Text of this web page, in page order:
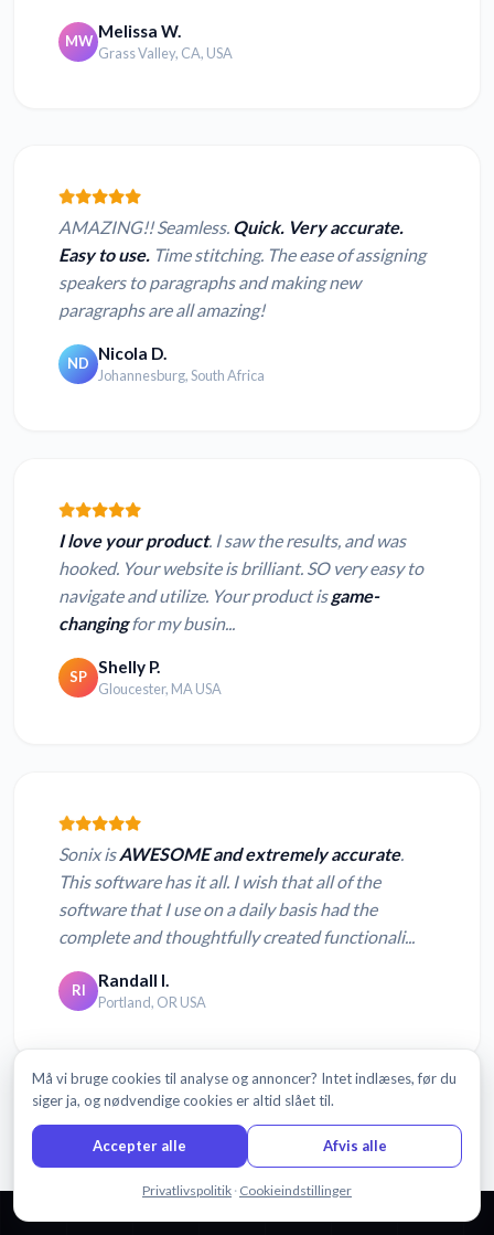
MW Melissa W.
Grass Valley, CA, USA
AMAZING!! Seamless. Quick. Very accurate.
Easy to use. Time stitching. The ease of assigning
speakers to paragraphs and making new
paragraphs are all amazing!
ND Nicola D.
Johannesburg, South Africa
I love your product. I saw the results, and was
hooked. Your website is brilliant. SO very easy to
navigate and utilize. Your product isgame-
changingfor my busin...
SP Shelly P.
Gloucester, MA USA
Sonix isAWESOME and extremely accurate.
This software has it all. I wish that all of the
software that I use on a daily basis had the
complete and thoughtfully created functionali...
RI Randall I.
Portland, OR USA
Må vi bruge cookies til analyse og annoncer? Intet indlæses, før du
siger ja, og nødvendige cookies er altid slået til.
Accepter alle Afvis alle
Privatlivspolitik · Cookieindstillinger